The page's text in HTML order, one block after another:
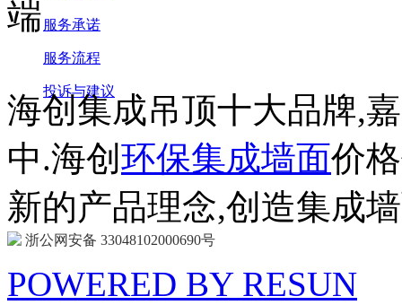
服务承诺
服务流程
投诉与建议
海创集成吊顶十大品牌,
中.海创环保集成墙面价
新的产品理念,创造集成
浙公网安备 33048102000690号
POWERED BY RESUN